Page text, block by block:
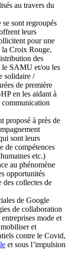
au travers du
sont regroupés
leurs
pour une
la Croix Rouge,
des
le SAMU et/ou les
solidaire /
de première
en les aidant à
communication
proposé à près de
sont leurs
de compétences
etc.)
au phénomène
opportunités
collectes de
de Google
de collaboration
mode et
et
contre le Covid,
et sous l’impulsion